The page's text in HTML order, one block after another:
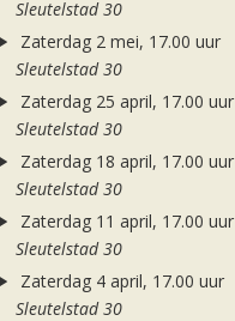
Sleutelstad 30
Zaterdag 2 mei, 17.00 uur
Sleutelstad 30
Zaterdag 25 april, 17.00 uur
Sleutelstad 30
Zaterdag 18 april, 17.00 uur
Sleutelstad 30
Zaterdag 11 april, 17.00 uur
Sleutelstad 30
Zaterdag 4 april, 17.00 uur
Sleutelstad 30